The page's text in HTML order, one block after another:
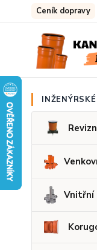
Ceník dopravy
Vnitřní